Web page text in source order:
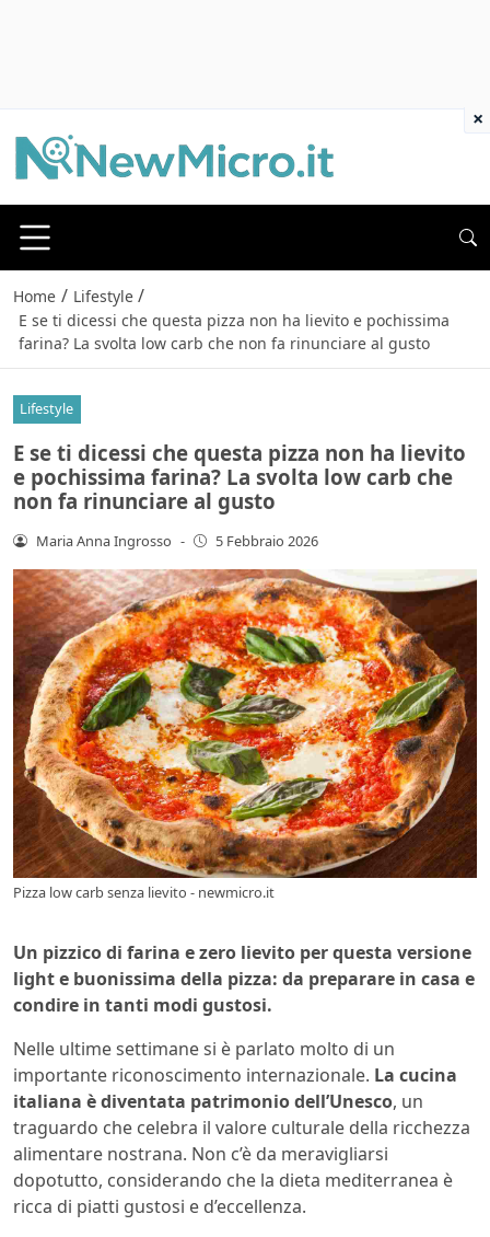
Home / Lifestyle /
E se ti dicessi che questa pizza non ha lievito e pochissima
farina? La svolta low carb che non fa rinunciare al gusto
Lifestyle
E se ti dicessi che questa pizza non ha lievito
e pochissima farina? La svolta low carb che
non fa rinunciare al gusto
Maria Anna Ingrosso - 5 Febbraio 2026
Pizza low carb senza lievito - newmicro.it
Un pizzico di farina e zero lievito per questa versione
light e buonissima della pizza: da preparare in casa e
condire in tanti modi gustosi.
Nelle ultime settimane si è parlato molto di un
importante riconoscimento internazionale. La cucina
italiana è diventata patrimonio dell’Unesco, un
traguardo che celebra il valore culturale della ricchezza
alimentare nostrana. Non c’è da meravigliarsi
dopotutto, considerando che la dieta mediterranea è
ricca di piatti gustosi e d’eccellenza.
×